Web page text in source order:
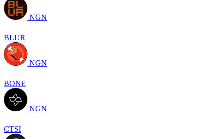
NGN
BLUR
NGN
BONE
NGN
CTSI